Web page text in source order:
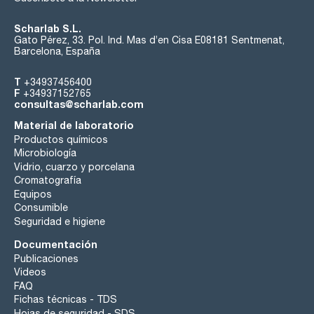
Scharlab S.L.
Gato Pérez, 33. Pol. Ind. Mas d’en Cisa E08181 Sentmenat,
Barcelona, España
T +34937456400
F +34937152765
consultas@scharlab.com
Material de laboratorio
Productos químicos
Microbiología
Vidrio, cuarzo y porcelana
Cromatografía
Equipos
Consumible
Seguridad e higiene
Documentación
Publicaciones
Videos
FAQ
Fichas técnicas - TDS